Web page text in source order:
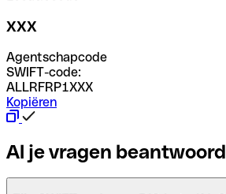
XXX
Agentschapcode
SWIFT-code:
ALLRFRP1XXX
Kopiëren
Al je vragen beantwoord